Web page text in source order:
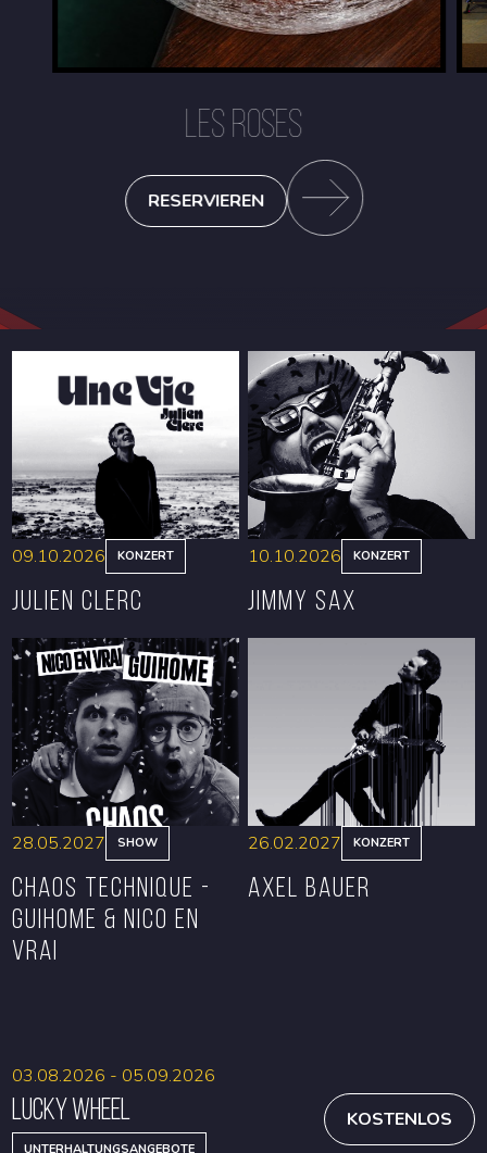
LES ROSES
RESERVIEREN
RESERVIEREN
09.10.2026 KONZERT
Julien Clerc
RESERVIEREN
10.10.2026 KONZERT
Jimmy Sax
28.05.2027 SHOW
CHAOS TECHNIQUE -
GUIHOME & NICO EN
VRAI
26.02.2027 KONZERT
Axel Bauer
Lucky Wheel
UNTERHALTUNGSANGEBOTE
03.08.2026 - 05.09.2026
KOSTENLOS